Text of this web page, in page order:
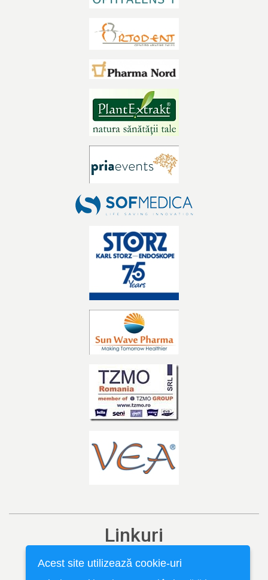
Linkuri
Ediția curentă
Acest site utilizează cookie-uri